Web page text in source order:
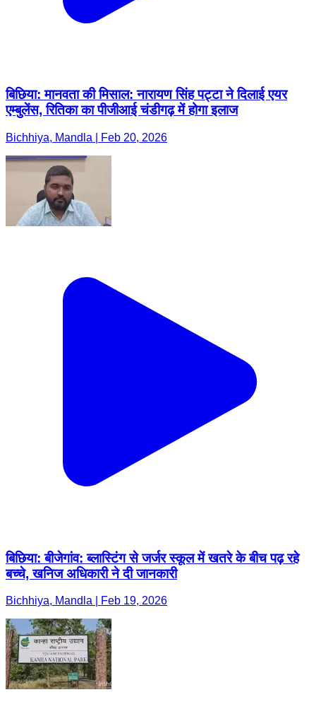
बिछिया: मानवता की मिसाल: नारायण सिंह पट्टा ने दिलाई एयर
एम्बुलेंस, रितिका का पीजीआई चंडीगढ़ में होगा इलाज
Bichhiya, Mandla | Feb 20, 2026
बिछिया: बीजेगांव: ब्लास्टिंग से जर्जर स्कूल में खतरे के बीच पढ़ रहे
बच्चे, खनिज अधिकारी ने दी जानकारी
Bichhiya, Mandla | Feb 19, 2026